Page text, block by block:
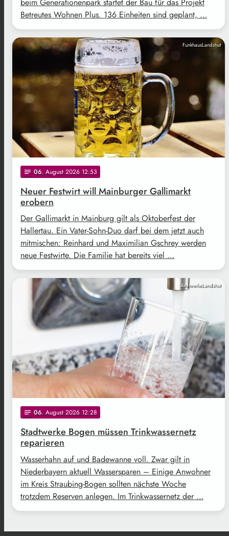
beim Generationenpark startet der Bau für das Projekt
Betreutes Wohnen Plus. 136 Einheiten sind geplant, …
FunkhausLandshut
notes 06. August 2026 12:53
Neuer Festwirt will Mainburger Gallimarkt
erobern
Der Gallimarkt in Mainburg gilt als Oktoberfest der
Hallertau. Ein Vater-Sohn-Duo darf bei dem jetzt auch
mitmischen: Reinhard und Maximilian Gschrey werden
neue Festwirte. Die Familie hat bereits viel …
StadtwerkeLandshut
notes 06. August 2026 12:28
Stadtwerke Bogen müssen Trinkwassernetz
reparieren
Wasserhahn auf und Badewanne voll. Zwar gilt in
Niederbayern aktuell Wassersparen – Einige Anwohner
im Kreis Straubing-Bogen sollten nächste Woche
trotzdem Reserven anlegen. Im Trinkwassernetz der …